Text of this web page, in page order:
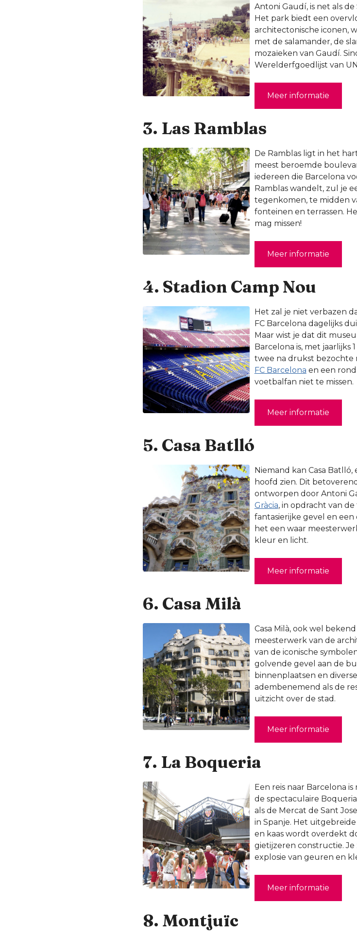
Antoni Gaudí, is net als
Het park biedt een
architectonische iconen,
met de salamander, de
mozaïeken van Gaudí.
Werelderfgoedlijst van
Meer informatie
3. Las Ramblas
De Ramblas ligt in het
meest beroemde
iedereen die Barcelona
Ramblas wandelt, zul je
tegenkomen, te midden
fonteinen en terrassen.
mag missen!
Meer informatie
4. Stadion Camp Nou
Het zal je niet verbazen
FC Barcelona dagelijks
Maar wist je dat dit
Barcelona is, met jaarlijks
twee na drukst bezochte
FC Barcelona en een
voetbalfan niet te missen.
Meer informatie
5. Casa Batlló
Niemand kan Casa
hoofd zien. Dit
ontworpen door Antoni
Gràcia, in opdracht van
fantasierijke gevel en
het een waar
kleur en licht.
Meer informatie
6. Casa Milà
Casa Milà, ook wel bekend
meesterwerk van de
van de iconische
golvende gevel aan de
binnenplaatsen en
adembenemend als de
uitzicht over de stad.
Meer informatie
7. La Boqueria
Een reis naar Barcelona
de spectaculaire
als de Mercat de Sant
in Spanje. Het
en kaas wordt overdekt
gietijzeren constructie.
explosie van geuren en
Meer informatie
8. Montjuïc